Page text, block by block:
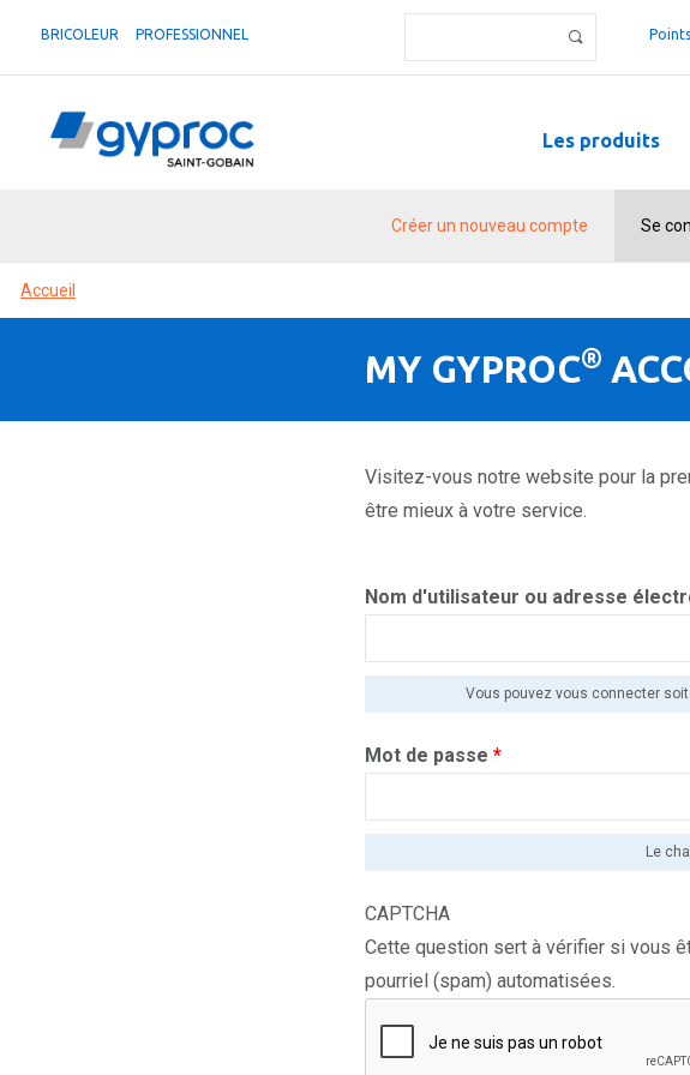
BRICOLEUR PROFESSIONNEL
Les produits
Créer un nouveau compte Se
Accueil
MY GYPROC®
Visitez-vous notre website pour la
être mieux à votre service.
Nom d'utilisateur ou adresse
Vous pouvez vous connecter
Mot de passe *
Le
CAPTCHA
Cette question sert à vérifier si vous
pourriel (spam) automatisées.